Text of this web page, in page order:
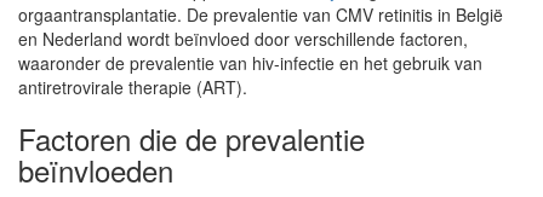
orgaantransplantatie. De prevalentie van CMV retinitis in België
en Nederland wordt beïnvloed door verschillende factoren,
waaronder de prevalentie van hiv-infectie en het gebruik van
antiretrovirale therapie (ART).
Factoren die de prevalentie
beïnvloeden